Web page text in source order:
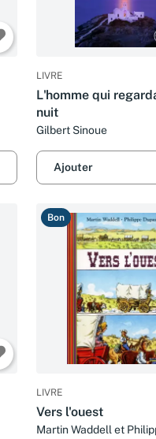
LIVRE
L'homme qui
nuit
Gilbert Sinoue
Ajouter
Bon
LIVRE
Vers l'ouest
Martin Waddell et